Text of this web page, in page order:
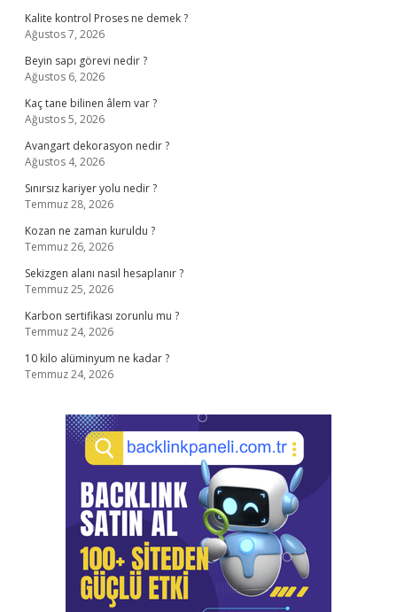
Kalite kontrol Proses ne demek ?
Ağustos 7, 2026
Beyin sapı görevi nedir ?
Ağustos 6, 2026
Kaç tane bilinen âlem var ?
Ağustos 5, 2026
Avangart dekorasyon nedir ?
Ağustos 4, 2026
Sınırsız kariyer yolu nedir ?
Temmuz 28, 2026
Kozan ne zaman kuruldu ?
Temmuz 26, 2026
Sekizgen alanı nasıl hesaplanır ?
Temmuz 25, 2026
Karbon sertifikası zorunlu mu ?
Temmuz 24, 2026
10 kilo alüminyum ne kadar ?
Temmuz 24, 2026